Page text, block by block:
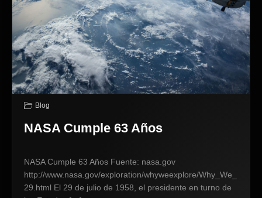
Blog
NASA Cumple 63 Años
NASA Cumple 63 Años Fuente: nasa.gov
http://www.nasa.gov/exploration/whyweexplore/Why_We_
29.html El 29 de julio de 1958, el presidente en turno de